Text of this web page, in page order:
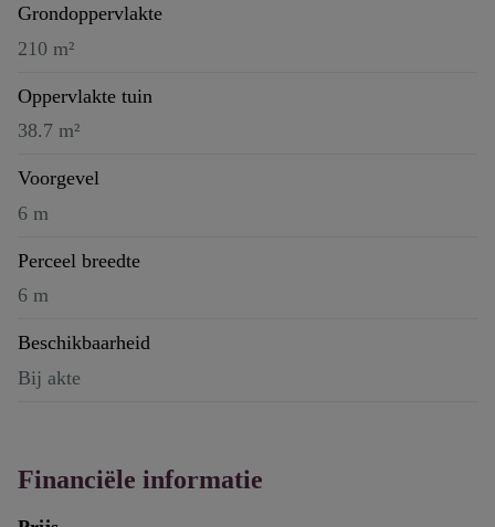
Grondoppervlakte
210 m²
Oppervlakte tuin
38.7 m²
Voorgevel
6 m
Perceel breedte
6 m
Beschikbaarheid
Bij akte
Financiële informatie